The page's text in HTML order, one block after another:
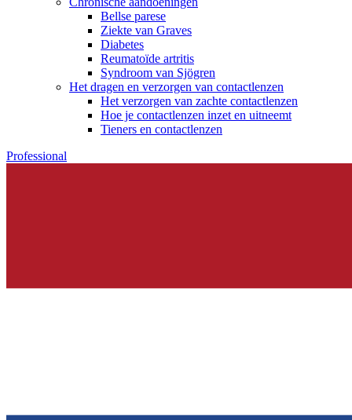
Bellse parese
Ziekte van Graves
Diabetes
Reumatoïde artritis
Syndroom van Sjögren
Het dragen en verzorgen van contactlenzen
Het verzorgen van zachte contactlenzen
Hoe je contactlenzen inzet en uitneemt
Tieners en contactlenzen
Professional